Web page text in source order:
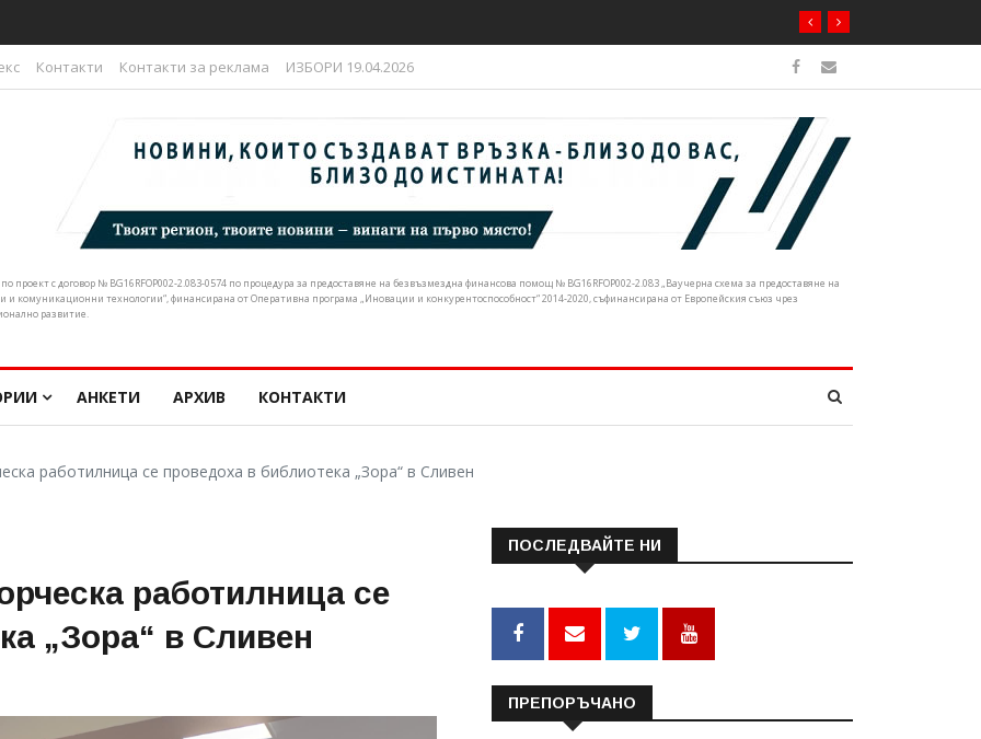
Контакти Контакти за реклама ИЗБОРИ 19.04.2026
проект с договор № BG16RFOP002-2.083-0574 по процедура за предоставяне на безвъзмездна финансова помощ № BG16RFOP002-2.083 „Ваучерна схема за предоставяне на
и комуникационни технологии“, финансирана от Оперативна програма „Иновации и конкурентоспособност“ 2014-2020, съфинансирана от Европейския съюз чрез
развитие.
АНКЕТИ АРХИВ КОНТАКТИ
работилница се проведоха в библиотека „Зора“ в Сливен
работилница се
„Зора“ в Сливен
ПОСЛЕДВАЙТЕ НИ
ПРЕПОРЪЧАНО